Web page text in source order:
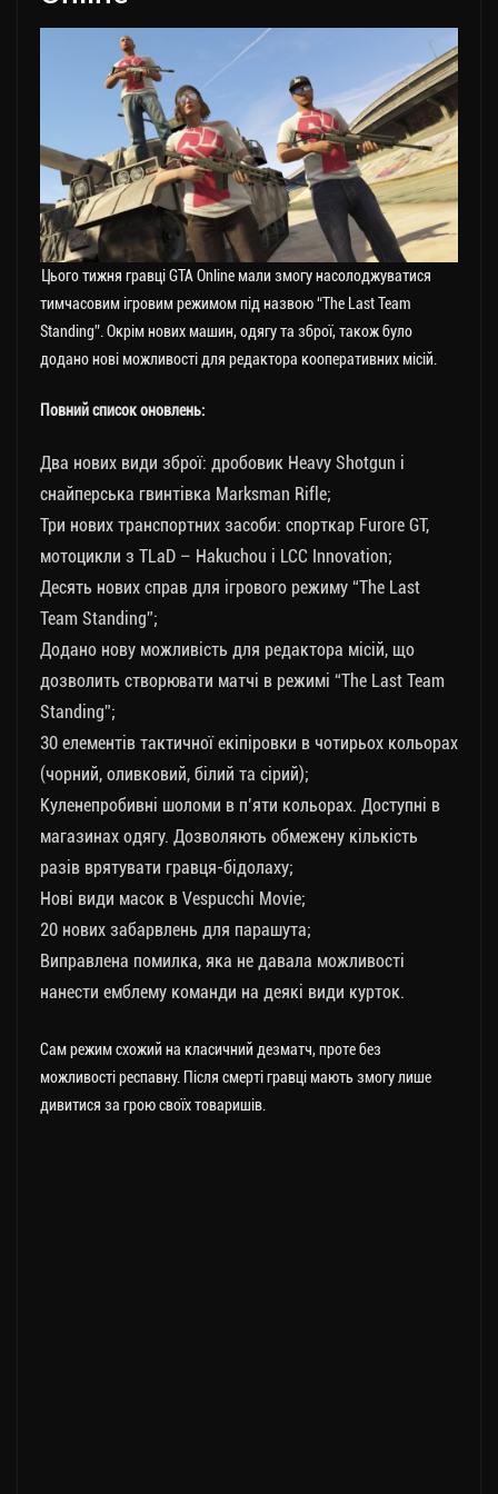
Цього тижня гравці GTA Online мали змогу насолоджуватися
тимчасовим ігровим режимом під назвою “The Last Team
Standing”. Окрім нових машин, одягу та зброї, також було
додано нові можливості для редактора кооперативних місій.
Повний список оновлень:
Два нових види зброї: дробовик Heavy Shotgun і
снайперська гвинтівка Marksman Rifle;
Три нових транспортних засоби: спорткар Furore GT,
мотоцикли з TLaD – Hakuchou і LCC Innovation;
Десять нових справ для ігрового режиму “The Last
Team Standing”;
Додано нову можливість для редактора місій, що
дозволить створювати матчі в режимі “The Last Team
Standing”;
30 елементів тактичної екіпіровки в чотирьох кольорах
(чорний, оливковий, білий та сірий);
Куленепробивні шоломи в п’яти кольорах. Доступні в
магазинах одягу. Дозволяють обмежену кількість
разів врятувати гравця-бідолаху;
Нові види масок в Vespucchi Movie;
20 нових забарвлень для парашута;
Виправлена ​​помилка, яка не давала можливості
нанести емблему команди на деякі види курток.
Сам режим схожий на класичний дезматч, проте без
можливості респавну. Після смерті гравці мають змогу лише
дивитися за грою своїх товаришів.